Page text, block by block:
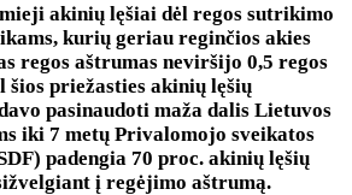
akinių lęšiai dėl regos sutrikimo
kurių geriau reginčios akies
regos aštrumas neviršijo 0,5 regos
šios priežasties akinių lęšių
pasinaudoti maža dalis Lietuvos
iki 7 metų Privalomojo sveikatos
padengia 70 proc. akinių lęšių
į regėjimo aštrumą.